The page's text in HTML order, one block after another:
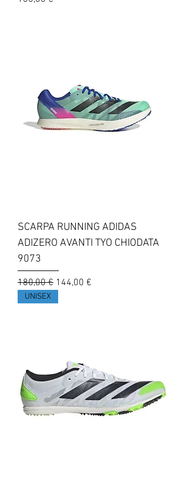
SCARPA RUNNING ADIDAS
ADIZERO AVANTI TYO CHIODATA
9073
Prezzo regolare
180,00 € Prezzo scontato
144,00 €
UNISEX